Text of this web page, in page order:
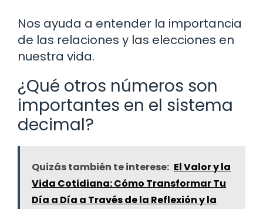
Nos ayuda a entender la importancia
de las relaciones y las elecciones en
nuestra vida.
¿Qué otros números son
importantes en el sistema
decimal?
Quizás también te interese: El Valor y la
Vida Cotidiana: Cómo Transformar Tu
Día a Día a Través de la Reflexión y la